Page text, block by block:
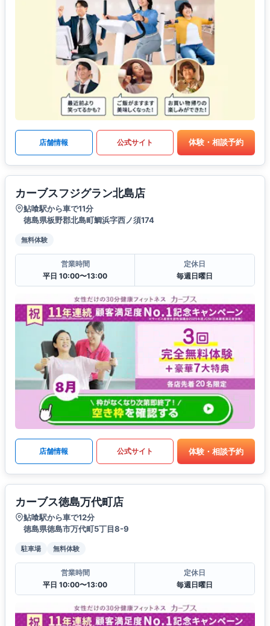
店舗情報 公式サイト 体験・相談予約
カーブスフジグラン北島店
鮎喰駅から車で11分
徳島県板野郡北島町鯛浜字西ノ須174
無料体験
営業時間
平日 10:00〜13:00
定休日
毎週日曜日
店舗情報 公式サイト 体験・相談予約
カーブス徳島万代町店
鮎喰駅から車で12分
徳島県徳島市万代町5丁目8-9
駐車場 無料体験
営業時間
平日 10:00〜13:00
定休日
毎週日曜日